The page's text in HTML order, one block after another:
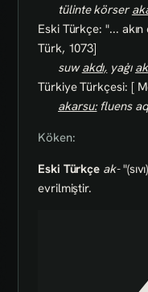
tülinte körser
Eski Türkçe: "...
Türk, 1073]
suwakdı, yaġı
Türkiye Türkçesi: [
akarsu:fluens
Köken:
Eski Türkçe ak-
evrilmiştir.